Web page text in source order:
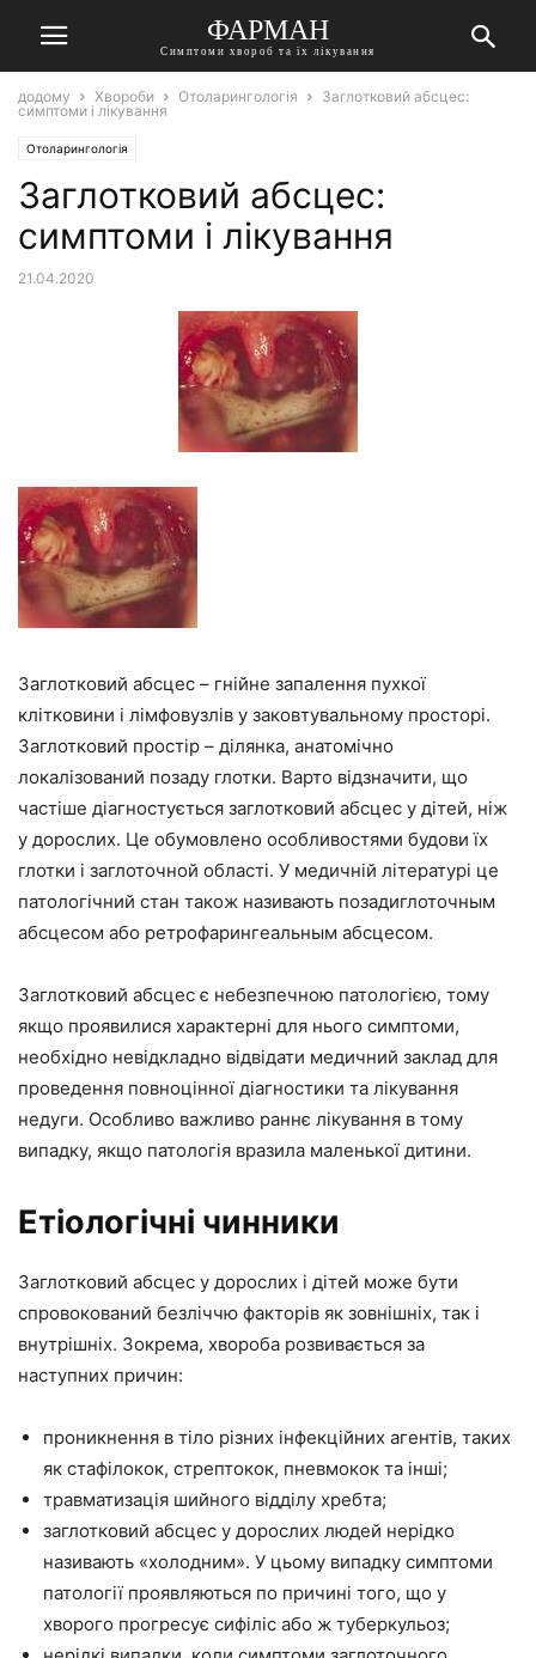
ФАРМАН
Симптоми хвороб та їх лікування
додому Хвороби Отоларингологія
Заглотковий абсцес:
симптоми і лікування
Отоларингологія
Заглотковий абсцес:
симптоми і лікування
21.04.2020
Заглотковий абсцес – гнійне запалення пухкої
клітковини і лімфовузлів у заковтувальному просторі.
Заглотковий простір – ділянка, анатомічно
локалізований позаду глотки. Варто відзначити, що
частіше діагностується заглотковий абсцес у дітей, ніж
у дорослих. Це обумовлено особливостями будови їх
глотки і заглоточной області. У медичній літературі це
патологічний стан також називають позадиглоточным
абсцесом або ретрофарингеальным абсцесом.
Заглотковий абсцес є небезпечною патологією, тому
якщо проявилися характерні для нього симптоми,
необхідно невідкладно відвідати медичний заклад для
проведення повноцінної діагностики та лікування
недуги. Особливо важливо раннє лікування в тому
випадку, якщо патологія вразила маленької дитини.
Етіологічні чинники
Заглотковий абсцес у дорослих і дітей може бути
спровокований безліччю факторів як зовнішніх, так і
внутрішніх. Зокрема, хвороба розвивається за
наступних причин:
проникнення в тіло різних інфекційних агентів, таких
як стафілокок, стрептокок, пневмокок та інші;
травматизація шийного відділу хребта;
заглотковий абсцес у дорослих людей нерідко
називають «холодним». У цьому випадку симптоми
патології проявляються по причині того, що у
хворого прогресує сифіліс або ж туберкульоз;